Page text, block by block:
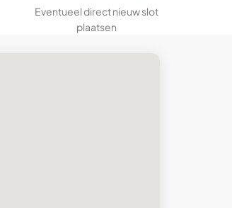
Eventueel direct nieuw slot
plaatsen